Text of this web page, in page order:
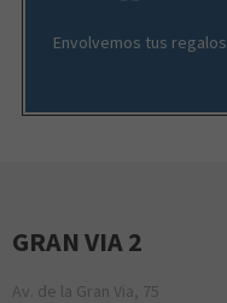
Envolvemos tus regalos
GRAN VIA 2
Av. de la Gran Via, 75